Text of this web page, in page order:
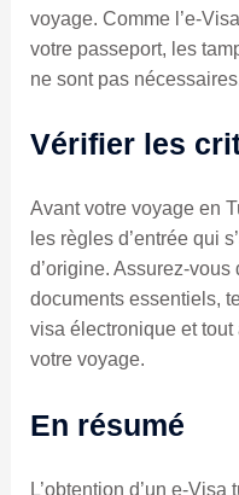
voyage. Comme l’e-
votre passeport, les
ne sont pas
Vérifier les
Avant votre voyage en
les règles d’entrée qui
d’origine. Assurez-
documents essentiels,
visa électronique et
votre voyage.
En résumé
L’obtention d’un e-